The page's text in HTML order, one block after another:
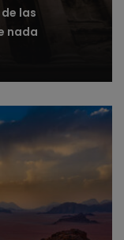
las
nada